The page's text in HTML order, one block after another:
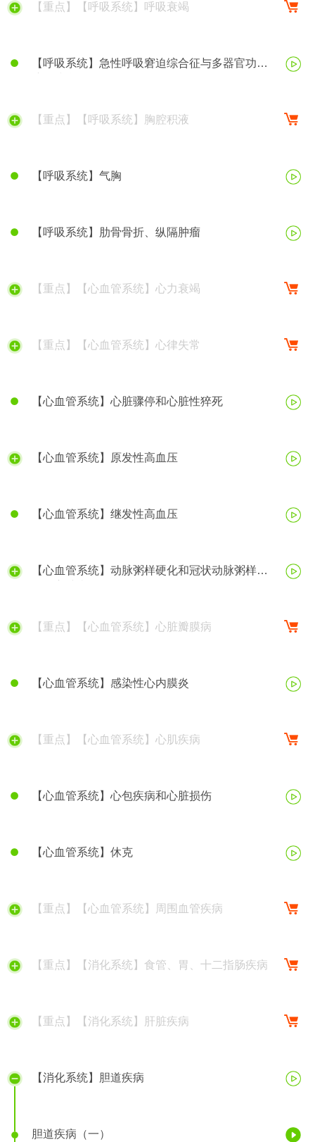
【重点】【呼吸系统】呼吸衰竭
【呼吸系统】急性呼吸窘迫综合征与多器官功能
【重点】【呼吸系统】胸腔积液
【呼吸系统】气胸
【呼吸系统】肋骨骨折、纵隔肿瘤
【重点】【心血管系统】心力衰竭
【重点】【心血管系统】心律失常
【心血管系统】心脏骤停和心脏性猝死
【心血管系统】原发性高血压
【心血管系统】继发性高血压
【心血管系统】动脉粥样硬化和冠状动脉粥样硬
【重点】【心血管系统】心脏瓣膜病
【心血管系统】感染性心内膜炎
【重点】【心血管系统】心肌疾病
【心血管系统】心包疾病和心脏损伤
【心血管系统】休克
【重点】【心血管系统】周围血管疾病
【重点】【消化系统】食管、胃、十二指肠疾病
【重点】【消化系统】肝脏疾病
【消化系统】胆道疾病
胆道疾病（一）